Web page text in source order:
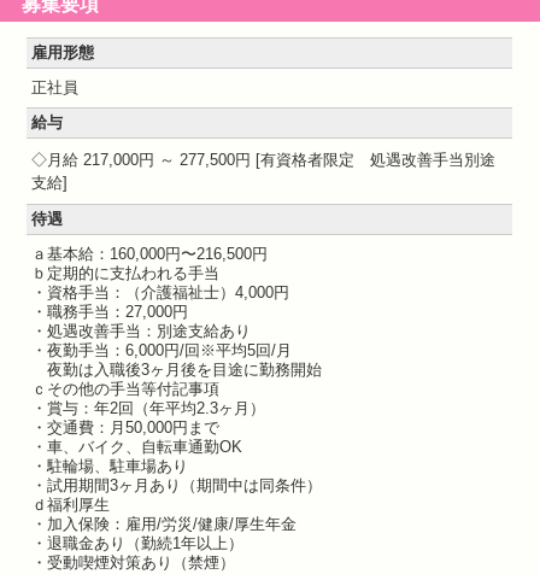
雇用形態
正社員
給与
月給 217,000円 ～ 277,500円
有資格者限定 処遇改善手当別途
支給
待遇
ａ基本給：160,000円〜216,500円
ｂ定期的に支払われる手当
・資格手当：（介護福祉士）4,000円
・職務手当：27,000円
・処遇改善手当：別途支給あり
・夜勤手当：6,000円/回※平均5回/月
夜勤は入職後3ヶ月後を目途に勤務開始
ｃその他の手当等付記事項
・賞与：年2回（年平均2.3ヶ月）
・交通費：月50,000円まで
・車、バイク、自転車通勤OK
・駐輪場、駐車場あり
・試用期間3ヶ月あり（期間中は同条件）
ｄ福利厚生
・加入保険：雇用/労災/健康/厚生年金
・退職金あり（勤続1年以上）
・受動喫煙対策あり（禁煙）